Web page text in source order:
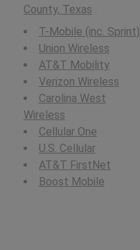
County, Texas .
T-Mobile (inc. Sprint)
Union Wireless
AT&T Mobility
Verizon Wireless
Carolina West
Wireless
Cellular One
U.S. Cellular
AT&T FirstNet
Boost Mobile